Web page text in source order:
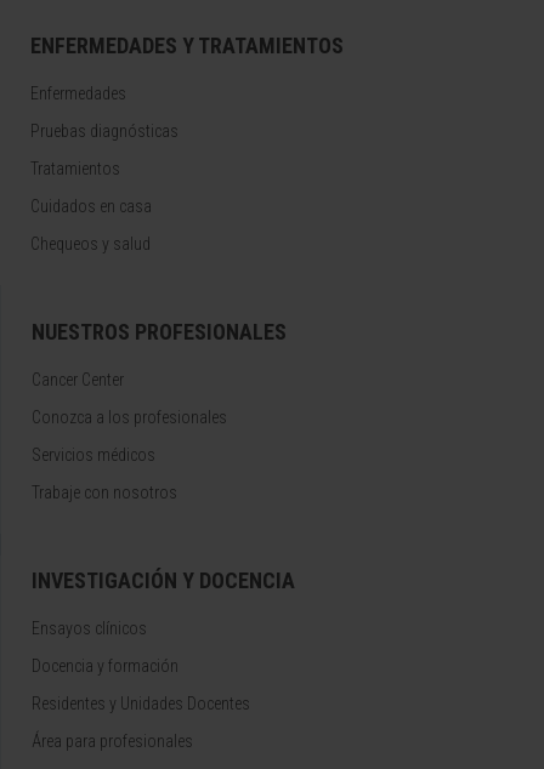
ENFERMEDADES Y TRATAMIENTOS
Enfermedades
Pruebas diagnósticas
Tratamientos
Cuidados en casa
Chequeos y salud
NUESTROS PROFESIONALES
Cancer Center
Conozca a los profesionales
Servicios médicos
Trabaje con nosotros
INVESTIGACIÓN Y DOCENCIA
Ensayos clínicos
Docencia y formación
Residentes y Unidades Docentes
Área para profesionales